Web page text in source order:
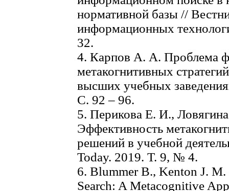
нормативной базы //
информационных
32.
4. Карпов А. А. Проблема
метакогнитивных
высших учебных
С. 92 – 96.
5. Перикова Е. И.,
Эффективность
решений в учебной
Today. 2019. Т. 9, № 4.
6. Blummer B., Kenton J.
Search: A Metacognitive